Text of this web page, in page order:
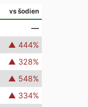
vs šodien
—
▲ 444%
▲ 328%
▲ 548%
▲ 334%